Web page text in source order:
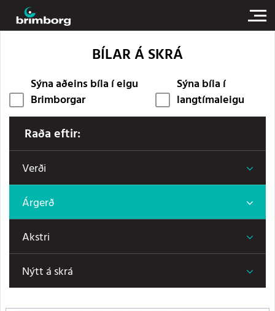
BÍLAR Á SKRÁ
Sýna aðeins bíla í eigu
Brimborgar
Sýna bíla í
langtímaleigu
Raða eftir:
Verði
Árgerð
Akstri
Nýtt á skrá